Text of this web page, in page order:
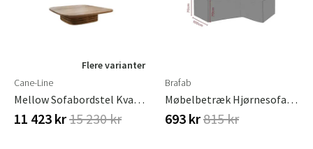
Flere varianter
Cane-Line
Mellow Sofabordstel Kvadratisk F/bordsskiva 144x144 Cm Teak
11 423 kr15 230 kr
Brafab
Møbelbetræk Hjørnesofa 145/245x70x105 Cm Premium
693 kr815 kr